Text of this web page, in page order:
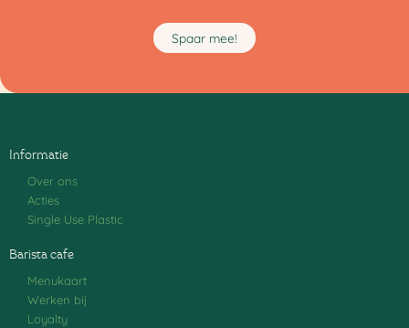
Spaar mee!
Informatie
Over ons
Acties
Single Use Plastic
Barista cafe
Menukaart
Werken bij
Loyalty